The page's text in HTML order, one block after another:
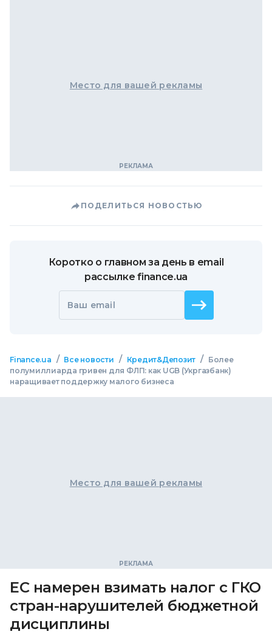
Место для вашей рекламы
ПОДЕЛИТЬСЯ НОВОСТЬЮ
Коротко о главном за день в email
рассылке finance.ua
Ваш email
Finance.ua / Все новости / Кредит&Депозит /
Более
полумиллиарда гривен для ФЛП: как UGB (Укргазбанк)
наращивает поддержку малого бизнеса
Место для вашей рекламы
ЕС намерен взимать налог с ГКО
стран-нарушителей бюджетной
дисциплины